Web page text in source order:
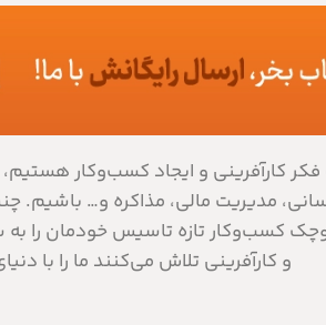
کارآفرینی و ایجاد کسب‌وکار
مدیریت مالی، مذاکره و…
کسب‌وکار تازه تاسیس خودمان را
و کارآفرینی تلاش می‌کنند ما را با